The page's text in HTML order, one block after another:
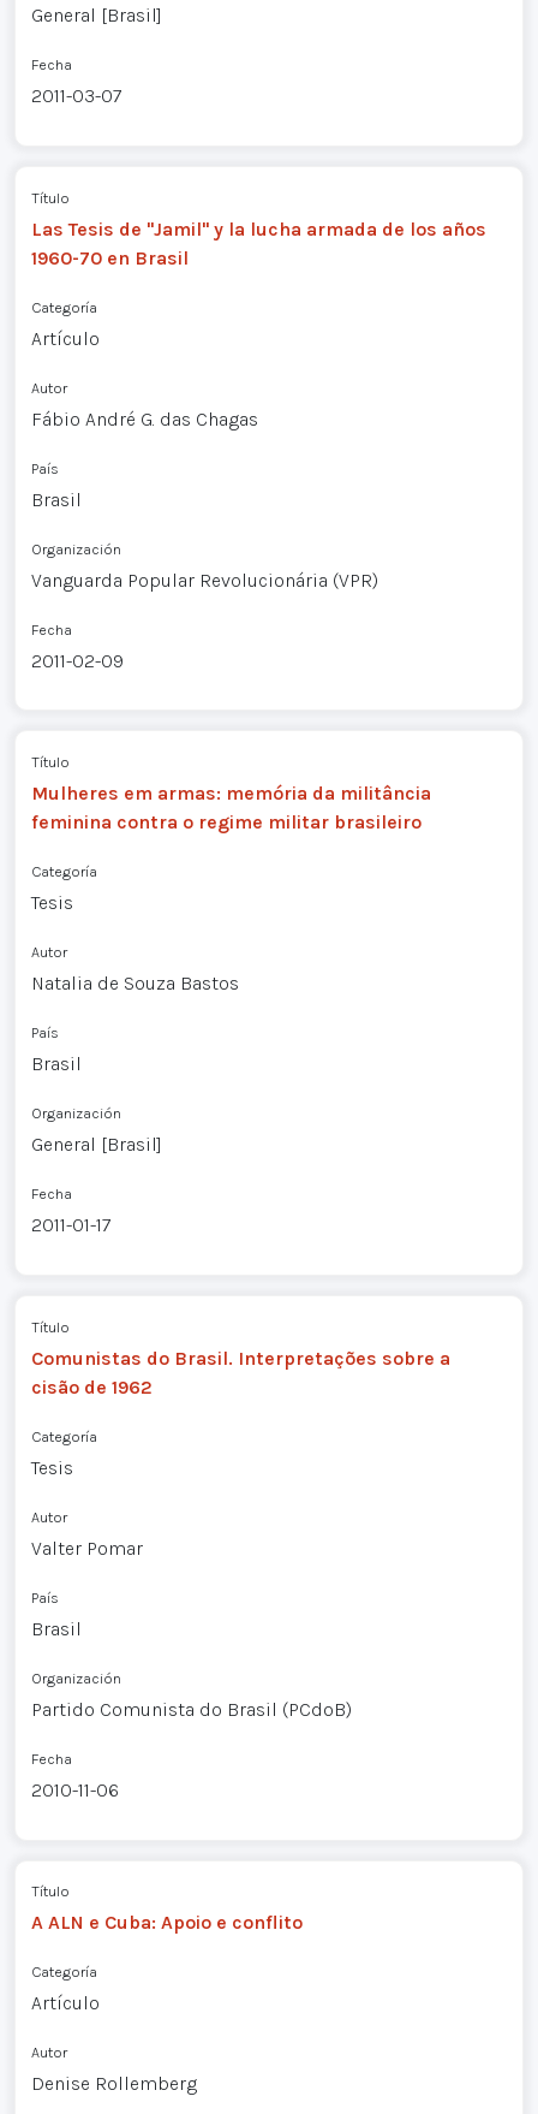
General [Brasil]
Fecha
2011-03-07
Título
Las Tesis de "Jamil" y la lucha armada de los años
1960-70 en Brasil
Categoría
Artículo
Autor
Fábio André G. das Chagas
País
Brasil
Organización
Vanguarda Popular Revolucionária (VPR)
Fecha
2011-02-09
Título
Mulheres em armas: memória da militância
feminina contra o regime militar brasileiro
Categoría
Tesis
Autor
Natalia de Souza Bastos
País
Brasil
Organización
General [Brasil]
Fecha
2011-01-17
Título
Comunistas do Brasil. Interpretações sobre a
cisão de 1962
Categoría
Tesis
Autor
Valter Pomar
País
Brasil
Organización
Partido Comunista do Brasil (PCdoB)
Fecha
2010-11-06
Título
A ALN e Cuba: Apoio e conflito
Categoría
Artículo
Autor
Denise Rollemberg